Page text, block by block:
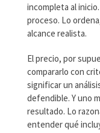
incompleta al
proceso. Lo
alcance realista.
El precio, por
compararlo con
significar un
defendible. Y uno
resultado. Lo
entender qué